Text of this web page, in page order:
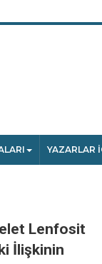
YAZARLAR
Lenfosit
İlişkinin